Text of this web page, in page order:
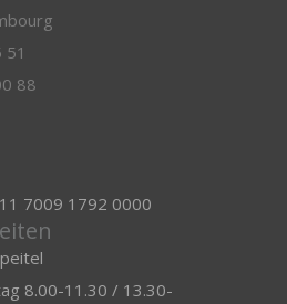
88
7009 1792 0000
8.00-11.30 / 13.30-